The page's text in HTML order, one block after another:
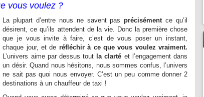
vous voulez ?
La plupart d’entre nous ne savent pasprécisémentce qu’il
désirent, ce qu’ils attendent de la vie. Donc la première chose
que je vous invite à faire, c’est de vous poser un instant,
chaque jour, et de réfléchir à ce que vous voulez vraiment.
L’univers aime par dessus tout la clarté et l’engagement dans
un désir. Quand nous hésitons, nous sommes confus, l’univers
ne sait pas quoi nous envoyer. C’est un peu comme donner 2
destinations à un chauffeur de taxi !